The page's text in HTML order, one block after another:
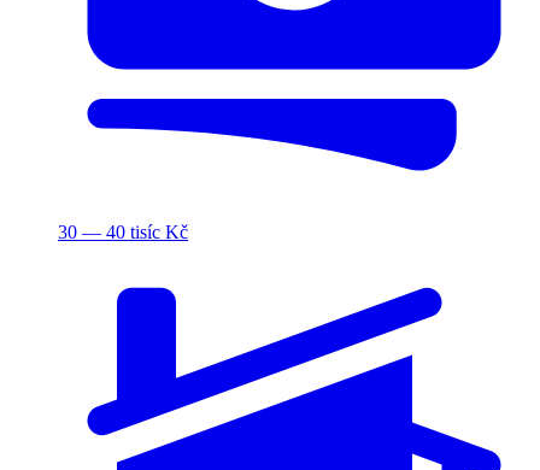
30 — 40 tisíc Kč